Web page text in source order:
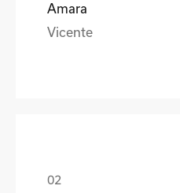
Amara
Vicente